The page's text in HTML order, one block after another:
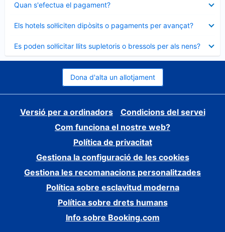
Quan s'efectua el pagament?
tancat
Els hotels sol·liciten dipòsits o pagaments per avançat?
tancat
Es poden sol·licitar llits supletoris o bressols per als nens?
tancat
Dona d'alta un allotjament
Versió per a ordinadors
Condicions del servei
Com funciona el nostre web?
Política de privacitat
Gestiona la configuració de les cookies
Gestiona les recomanacions personalitzades
Política sobre esclavitud moderna
Política sobre drets humans
Info sobre Booking.com